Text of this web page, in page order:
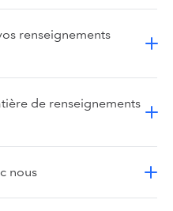
renseignements
de renseignements
nous